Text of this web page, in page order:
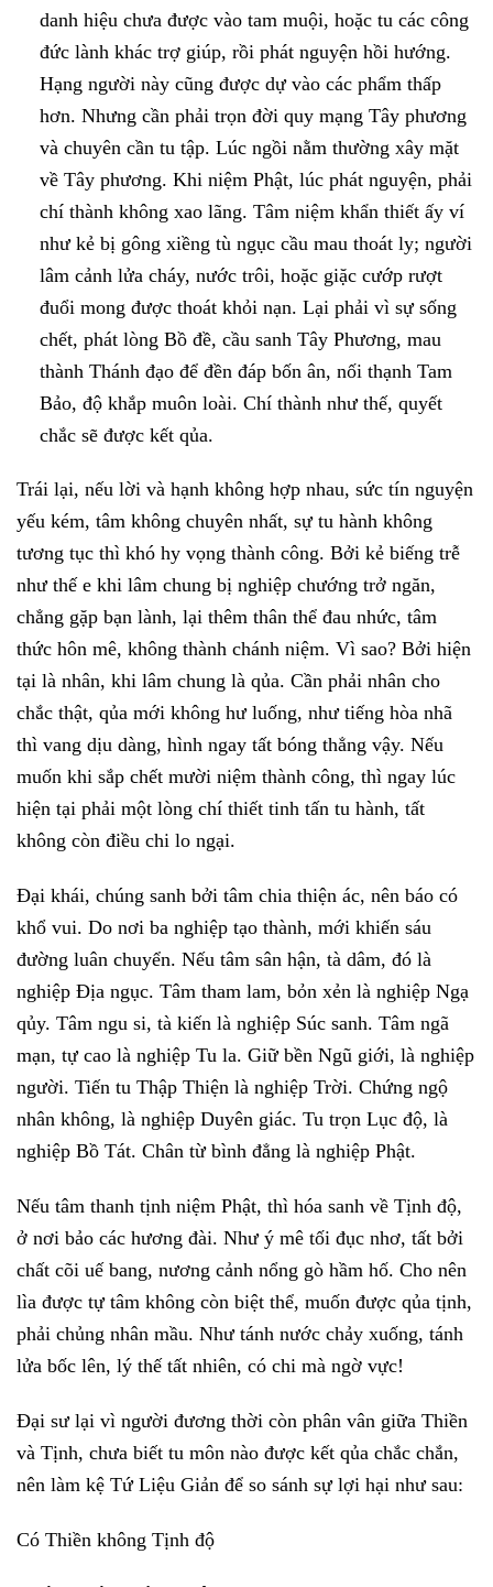
danh hiệu chưa được vào tam muội, hoặc tu các công
đức lành khác trợ giúp, rồi phát nguyện hồi hướng.
Hạng người này cũng được dự vào các phẩm thấp
hơn. Nhưng cần phải trọn đời quy mạng Tây phương
và chuyên cần tu tập. Lúc ngồi nằm thường xây mặt
về Tây phương. Khi niệm Phật, lúc phát nguyện, phải
chí thành không xao lãng. Tâm niệm khẩn thiết ấy ví
như kẻ bị gông xiềng tù ngục cầu mau thoát ly; người
lâm cảnh lửa cháy, nước trôi, hoặc giặc cướp rượt
đuổi mong được thoát khỏi nạn. Lại phải vì sự sống
chết, phát lòng Bồ đề, cầu sanh Tây Phương, mau
thành Thánh đạo để đền đáp bốn ân, nối thạnh Tam
Bảo, độ khắp muôn loài. Chí thành như thế, quyết
chắc sẽ được kết qủa.
Trái lại, nếu lời và hạnh không hợp nhau, sức tín nguyện
yếu kém, tâm không chuyên nhất, sự tu hành không
tương tục thì khó hy vọng thành công. Bởi kẻ biếng trễ
như thế e khi lâm chung bị nghiệp chướng trở ngăn,
chẳng gặp bạn lành, lại thêm thân thể đau nhức, tâm
thức hôn mê, không thành chánh niệm. Vì sao? Bởi hiện
tại là nhân, khi lâm chung là qủa. Cần phải nhân cho
chắc thật, qủa mới không hư luống, như tiếng hòa nhã
thì vang dịu dàng, hình ngay tất bóng thẳng vậy. Nếu
muốn khi sắp chết mười niệm thành công, thì ngay lúc
hiện tại phải một lòng chí thiết tinh tấn tu hành, tất
không còn điều chi lo ngại.
Đại khái, chúng sanh bởi tâm chia thiện ác, nên báo có
khổ vui. Do nơi ba nghiệp tạo thành, mới khiến sáu
đường luân chuyển. Nếu tâm sân hận, tà dâm, đó là
nghiệp Địa ngục. Tâm tham lam, bỏn xẻn là nghiệp Ngạ
qủy. Tâm ngu si, tà kiến là nghiệp Súc sanh. Tâm ngã
mạn, tự cao là nghiệp Tu la. Giữ bền Ngũ giới, là nghiệp
người. Tiến tu Thập Thiện là nghiệp Trời. Chứng ngộ
nhân không, là nghiệp Duyên giác. Tu trọn Lục độ, là
nghiệp Bồ Tát. Chân từ bình đẳng là nghiệp Phật.
Nếu tâm thanh tịnh niệm Phật, thì hóa sanh về Tịnh độ,
ở nơi bảo các hương đài. Như ý mê tối đục nhơ, tất bởi
chất cõi uế bang, nương cảnh nổng gò hầm hố. Cho nên
lìa được tự tâm không còn biệt thể, muốn được qủa tịnh,
phải chủng nhân mầu. Như tánh nước chảy xuống, tánh
lửa bốc lên, lý thế tất nhiên, có chi mà ngờ vực!
Đại sư lại vì người đương thời còn phân vân giữa Thiền
và Tịnh, chưa biết tu môn nào được kết qủa chắc chắn,
nên làm kệ Tứ Liệu Giản để so sánh sự lợi hại như sau:
Có Thiền không Tịnh độ